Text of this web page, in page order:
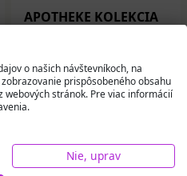
APOTHEKE KOLEKCIA
čaje vrecúška 30 x 2 g
7,56 €
Do košíka
o našich návštevníkoch, na
prispôsobeného obsahu
webových stránok. Pre viac informácií
Nie, uprav